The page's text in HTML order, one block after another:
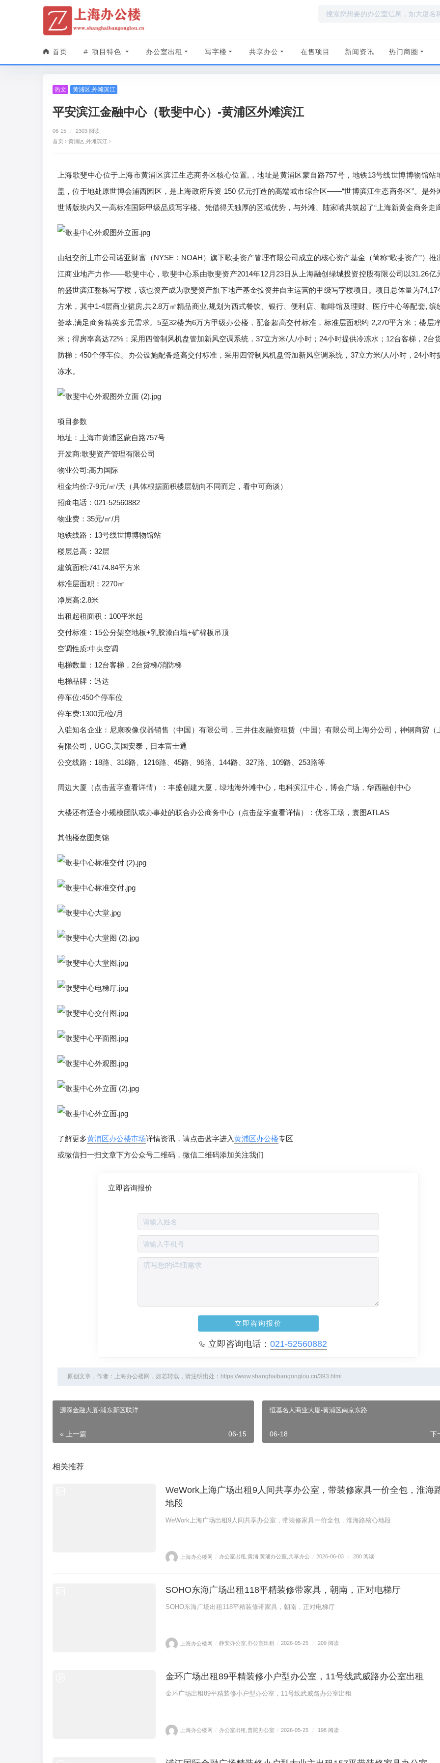
首页 项目特色 办公室出租 写字楼 共享办公 在售项目 新闻资讯 热门商圈
热文 黄浦区,外滩滨江
平安滨江金融中心（歌斐中心）-黄浦区外滩滨江
06-15 /
2303 阅读
首页 › 黄浦区 外滩滨江 ›
上海歌斐中心位于上海市黄浦区滨江生态商务区核心位置,，地址是黄浦区蒙自路757号，地铁13号线世博博物馆站
盖，位于地处原世博会浦西园区，是上海政府斥资 150 亿元打造的高端城市综合区——“世博滨江生态商务区”。是外
世博版块内又一高标准国际甲级品质写字楼。凭借得天独厚的区域优势，与外滩、陆家嘴共筑起了“上海新黄金商务走
由纽交所上市公司诺亚财富（NYSE：NOAH）旗下歌斐资产管理有限公司成立的核心资产基金（简称“歌斐资产”）推
江商业地产力作——歌斐中心，歌斐中心系由歌斐资产2014年12月23日从上海融创绿城投资控股有限公司以31.26亿
的盛世滨江整栋写字楼，该也资产成为歌斐资产旗下地产基金投资并自主运营的甲级写字楼项目。项目总体量为
方米，其中1-4层商业裙房,共2.8万㎡精品商业,规划为西式餐饮、银行、便利店、咖啡馆及理财、医疗中心等配套, 缤
荟萃,满足商务精英多元需求。5至32楼为6万方甲级办公楼，配备超高交付标准，标准层面积约 2,270平方米；楼层
米；得房率高达72%；采用四管制风机盘管加新风空调系统，37立方米/人/小时；24小时提供冷冻水；12台客梯，2台
防梯；450个停车位。办公设施配备超高交付标准，采用四管制风机盘管加新风空调系统，37立方米/人/小时，24小时
冻水。
项目参数
地址：上海市黄浦区蒙自路757号
开发商:歌斐资产管理有限公司
物业公司:高力国际
租金均价:7-9元/㎡/天（具体根据面积楼层朝向不同而定，看中可商谈）
招商电话：021-52560882
物业费：35元/㎡/月
地铁线路：13号线世博博物馆站
楼层总高：32层
建筑面积:74174.84平方米
标准层面积：2270㎡
净层高:2.8米
出租起租面积：100平米起
交付标准：15公分架空地板+乳胶漆白墙+矿棉板吊顶
空调性质:中央空调
电梯数量：12台客梯，2台货梯/消防梯
电梯品牌：迅达
停车位:450个停车位
停车费:1300元/位/月
入驻知名企业：尼康映像仪器销售（中国）有限公司，三井住友融资租赁（中国）有限公司上海分公司，神钢商贸（
有限公司，UGG,美国安泰，日本富士通
公交线路：18路、318路、1216路、45路、96路、144路、327路、109路、253路等
周边大厦（点击蓝字查看详情）：丰盛创建大厦，绿地海外滩中心，电科滨江中心，博会广场，华西融创中心
大楼还有适合小规模团队或办事处的联合办公商务中心（点击蓝字查看详情）：优客工场，寰图ATLAS
其他楼盘图集锦
了解更多黄浦区办公楼市场详情资讯，请点击蓝字进入黄浦区办公楼专区
或微信扫一扫文章下方公众号二维码，微信二维码添加关注我们
立即咨询报价
立即咨询报价
立即咨询电话：021-52560882
原创文章，作者：上海办公楼网，如若转载，请注明出处：https://www.shanghaibangonglou.cn/393.html
源深金融大厦-浦东新区联洋
« 上一篇 06-15
恒基名人商业大厦-黄浦区南京东路
下
06-18
相关推荐
WeWork上海广场出租9人间共享办公室，带装修家具一价全包，淮海
地段
WeWork上海广场出租9人间共享办公室，带装修家具一价全包，淮海路核心地段
上海办公楼网 / 办公室出租 ,黄浦,黄浦办公室,共享办公 / 2026-06-03 / 280 阅读
SOHO东海广场出租118平精装修带家具，朝南，正对电梯厅
SOHO东海广场出租118平精装修带家具，朝南，正对电梯厅
上海办公楼网 / 静安办公室,办公室出租 / 2026-05-25 / 209 阅读
金环广场出租89平精装修小户型办公室，11号线武威路办公室出租
金环广场出租89平精装修小户型办公室，11号线武威路办公室出租
上海办公楼网 / 办公室出租 普陀办公室 / 2026-05-25 / 198 阅读